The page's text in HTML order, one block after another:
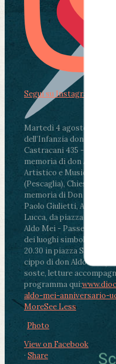
Martedì 4 agosto2026
dell’Infanzia don Aldo
Castracani 435 -
memoria di don Aldo
Artistico e Musicale
(Pescaglia), Chiesa
memoria di Don Aldo Mei
Paolo Giulietti,
Lucca, da piazza San
Aldo Mei - Passeggiata
dei luoghi simbolo della
20.30 in piazza San
cippo di don Aldo Mei
soste, letture
programma qui:
aldo-mei-anniversario-
MoreSee Less
Photo
View on Facebook
· Share
Segui su Instagram